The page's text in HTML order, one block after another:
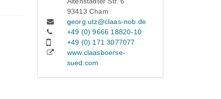
93413 Cham
georg.utz@claas-nob.de
+49 (0) 9666 18820-10
+49 (0) 171 3077077
www.claasboerse-
sued.com